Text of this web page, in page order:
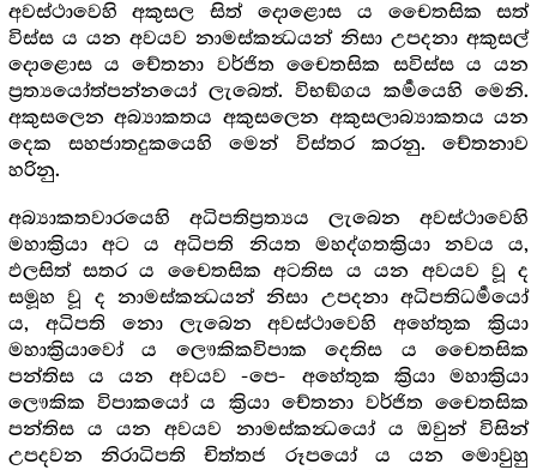
අවස්ථාවෙහි අකුසල සිත් දොළොස ය චෛතසික සත්
විස්ස ය යන අවයව නාමස්කන්‍ධයන් නිසා උපදනා අකුසල්
දොළොස ය චේතනා වර්ජිත චෛතසික සවිස්ස ය යන
ප්‍රත්‍යයෝත්පන්නයෝ ලැබෙත්. විභඞ්ගය කර්‍මයෙහි මෙනි.
අකුසලෙන අබ්‍යාකතය අකුසලෙන අකුසලාබ්‍යාකතය යන
දෙක සහජාතදුකයෙහි මෙන් විස්තර කරනු. චේතනාව
හරිනු.
අබ්‍යාකතවාරයෙහි අධිපතිප්‍රත්‍යය ලැබෙන අවස්ථාවෙහි
මහාක්‍රියා අට ය අධිපති නියත මහද්ගතක්‍රියා නවය ය,
ඵලසිත් සතර ය චෛතසික අටතිස ය යන අවයව වූ ද
සමූහ වූ ද නාමස්කන්‍ධයන් නිසා උපදනා අධිපතිධර්‍මයෝ
ය, අධිපති නො ලැබෙන අවස්ථාවෙහි අහේතුක ක්‍රියා
මහාක්‍රියාවෝ ය ලෞකිකවිපාක දෙතිස ය චෛතසික
පන්තිස ය යන අවයව -පෙ- අහේතුක ක්‍රියා මහාක්‍රියා
ලෞකික විපාකයෝ ය ක්‍රියා චේතනා වර්ජිත චෛතසික
පන්තිස ය යන අවයව නාමස්කන්‍ධයෝ ය ඔවුන් විසින්
උපදවන නිරාධිපති චිත්තජ රූපයෝ ය යන මොවුහු